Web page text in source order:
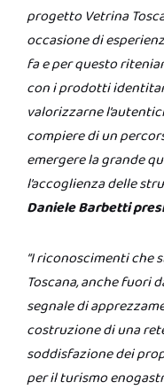
progetto Vetrina
occasione di
fa e per questo
con i prodotti
valorizzarne
compiere di un
emergere la grande
l’accoglienza delle
Daniele Barbetti
“I riconoscimenti che
Toscana, anche fuori
segnale di
costruzione di una
soddisfazione dei
per il turismo